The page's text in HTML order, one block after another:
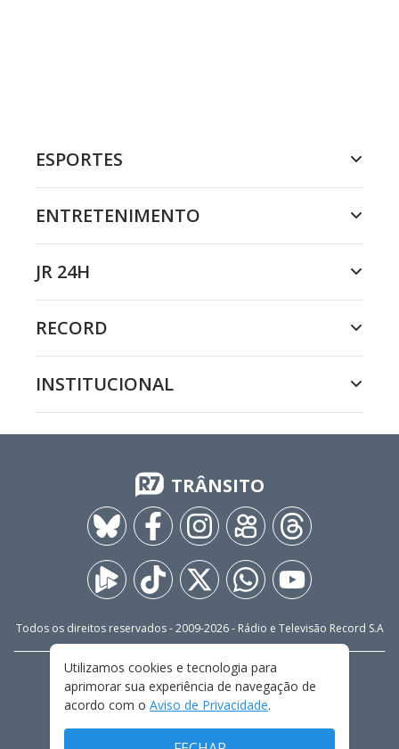
ESPORTES
ENTRETENIMENTO
JR 24H
RECORD
INSTITUCIONAL
TRÂNSITO
Todos os direitos reservados - 2009-2026- Rádio e Televisão Record S.A
FALE CONOSCO
PRIVACIDADE
TERMOS E CONDIÇÕES DE USO
Utilizamos cookies e tecnologia para
aprimorar sua experiência de navegação de
acordo com o Aviso de Privacidade.